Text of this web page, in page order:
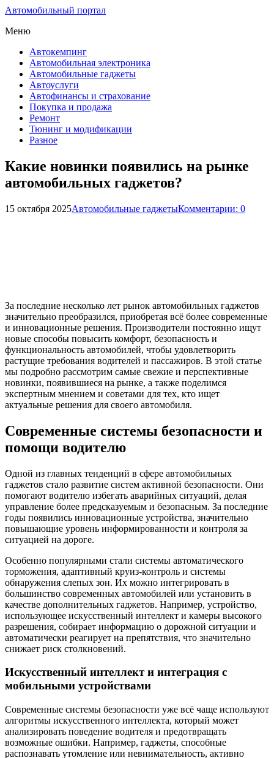
Автомобильный портал
Меню
Автокемпинг
Автомобильная электроника
Автомобильные гаджеты
Автоуслуги
Автофинансы и страхование
Покупка и продажа
Ремонт
Тюнинг и модификации
Разное
Какие новинки появились на рынке
автомобильных гаджетов?
15 октября 2025Автомобильные гаджетыКомментарии: 0
За последние несколько лет рынок автомобильных гаджетов
значительно преобразился, приобретая всё более современные
и инновационные решения. Производители постоянно ищут
новые способы повысить комфорт, безопасность и
функциональность автомобилей, чтобы удовлетворить
растущие требования водителей и пассажиров. В этой статье
мы подробно рассмотрим самые свежие и перспективные
новинки, появившиеся на рынке, а также поделимся
экспертным мнением и советами для тех, кто ищет
актуальные решения для своего автомобиля.
Современные системы безопасности и
помощи водителю
Одной из главных тенденций в сфере автомобильных
гаджетов стало развитие систем активной безопасности. Они
помогают водителю избегать аварийных ситуаций, делая
управление более предсказуемым и безопасным. За последние
годы появились инновационные устройства, значительно
повышающие уровень информированности и контроля за
ситуацией на дороге.
Особенно популярными стали системы автоматического
торможения, адаптивный круиз-контроль и системы
обнаружения слепых зон. Их можно интегрировать в
большинство современных автомобилей или установить в
качестве дополнительных гаджетов. Например, устройство,
использующее искусственный интеллект и камеры высокого
разрешения, собирает информацию о дорожной ситуации и
автоматически реагирует на препятствия, что значительно
снижает риск столкновений.
Искусственный интеллект и интеграция с
мобильными устройствами
Современные системы безопасности уже всё чаще используют
алгоритмы искусственного интеллекта, который может
анализировать поведение водителя и предотвращать
возможные ошибки. Например, гаджеты, способные
распознавать утомление или невнимательность, активно